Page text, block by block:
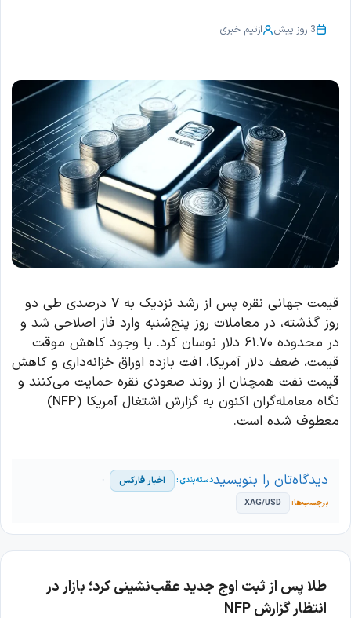
3 روز پیش ازتیم خبری
قیمت جهانی نقره پس از رشد نزدیک به ۷ درصدی طی دو
روز گذشته، در معاملات روز پنج‌شنبه وارد فاز اصلاحی شد و
در محدوده ۶۱.۷۰ دلار نوسان کرد. با وجود کاهش موقت
قیمت، ضعف دلار آمریکا، افت بازده اوراق خزانه‌داری و کاهش
قیمت نفت همچنان از روند صعودی نقره حمایت می‌کنند و
نگاه معامله‌گران اکنون به گزارش اشتغال آمریکا (NFP)
معطوف شده است.
اخبار فارکس
XAG/USD
دیدگاه‌تان را بنویسید
طلا پس از ثبت اوج جدید عقب‌نشینی کرد؛ بازار در
انتظار گزارش NFP